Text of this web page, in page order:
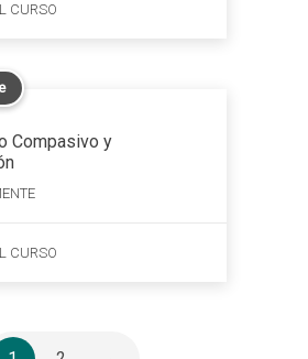
CURSO
Compasivo y
CURSO